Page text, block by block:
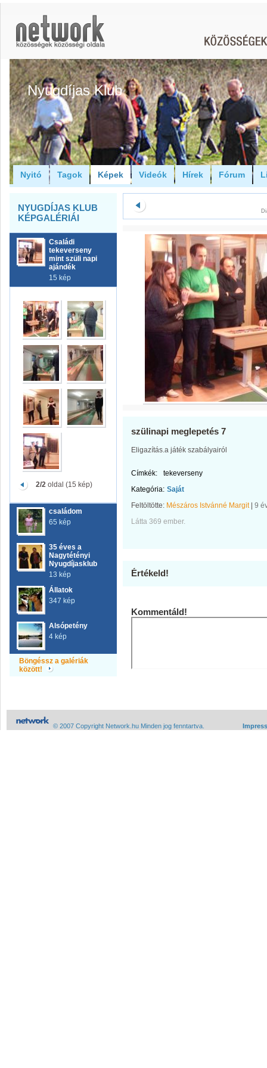
Nyugdíjas Klub
Nyitó Tagok Képek Videók Hírek Fórum
NYUGDÍJAS KLUB
KÉPGALÉRIÁI
Családi
tekeverseny
mint szüli napi
ajándék
15 kép
2/2oldal (15 kép)
családom
65 kép
35 éves a
Nagytétényi
Nyugdíjasklub
13 kép
Állatok
347 kép
Alsópetény
4 kép
Böngéssz a galériák
között!
szülinapi meglepetés 7
Eligazítás.a játék szabályairól
Címkék:
tekeverseny
Kategória: Saját
Feltöltötte: Mészáros Istvánné Margit| 9
Látta 369 ember.
Értékeld!
Kommentáld!
© 2007 Copyright Network.hu Minden jog fenntartva.